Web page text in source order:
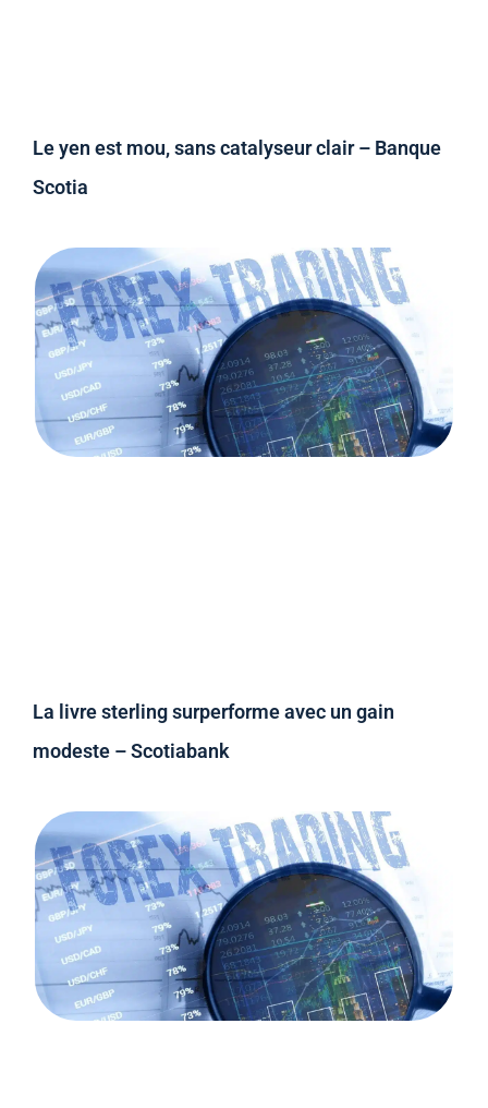
Le yen est mou, sans catalyseur clair – Banque
Scotia
La livre sterling surperforme avec un gain
modeste – Scotiabank